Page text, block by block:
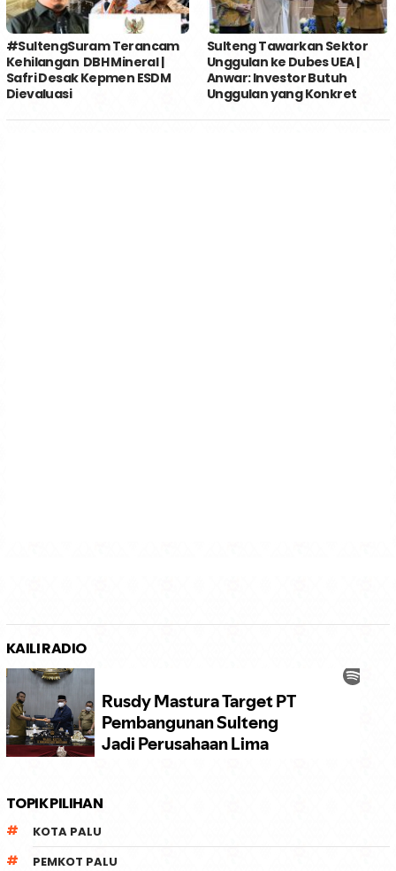
#SultengSuram Terancam
Kehilangan DBH Mineral |
Safri Desak Kepmen ESDM
Dievaluasi
Sulteng Tawarkan Sektor
Unggulan ke Dubes UEA |
Anwar: Investor Butuh
Unggulan yang Konkret
KAILI RADIO
TOPIK PILIHAN
KOTA PALU
PEMKOT PALU